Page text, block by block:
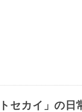
セカイ」の